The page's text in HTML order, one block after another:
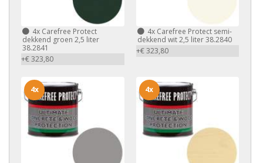
4x Carefree Protect
dekkend groen 2,5 liter
38.2841
+€ 323,80
4xCarefree Protect semi-
dekkend wit 2,5 liter 38.2840
+€ 323,80
4x 4x